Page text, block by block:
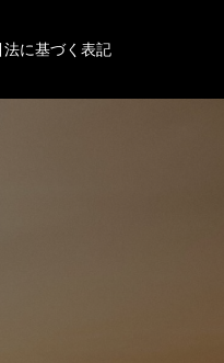
に基づく表記